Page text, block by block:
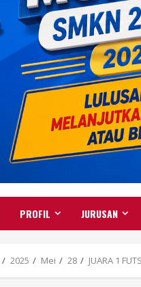
PROFIL JURUSAN
2025 Mei 28 JUARA 1